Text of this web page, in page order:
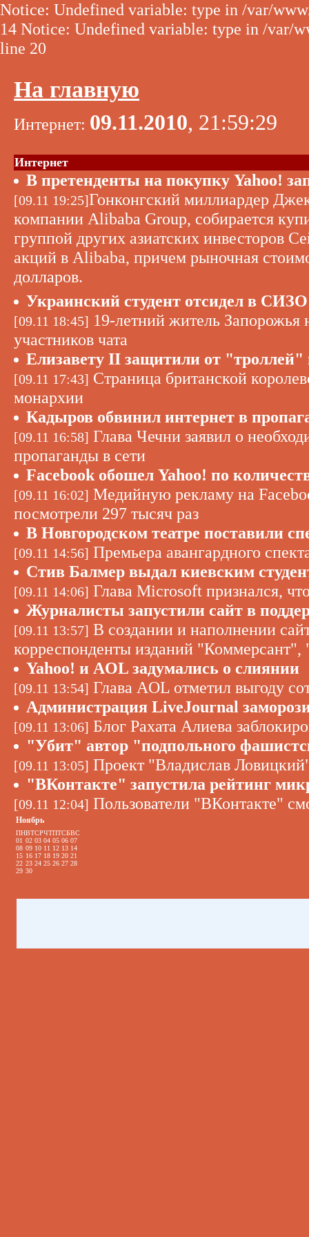
Notice: Undefined variable: type in /var/
14 Notice: Undefined variable: type in /var/
line 20
На главную
Интернет: 09.11.2010, 21:59:29
Интернет
В претенденты на покупку Yahoo!
[09.11 19:25]Гонконгский миллиардер
компании Alibaba Group, собирается
группой других азиатских инвесторов
акций в Alibaba, причем рыночная
долларов.
Украинский студент отсидел в СИЗО
[09.11 18:45] 19-летний житель Запорожья
участников чата
Елизавету II защитили от "троллей"
[09.11 17:43] Страница британской
монархии
Кадыров обвинил интернет в
[09.11 16:58] Глава Чечни заявил о
пропаганды в сети
Facebook обошел Yahoo! по
[09.11 16:02] Медийную рекламу на
посмотрели 297 тысяч раз
В Новгородском театре поставили
[09.11 14:56] Премьера авангардного
Стив Балмер выдал киевским
[09.11 14:06] Глава Microsoft признался,
Журналисты запустили сайт в
[09.11 13:57] В создании и наполнении
корреспонденты изданий
Yahoo! и AOL задумались о слиянии
[09.11 13:54] Глава AOL отметил выгоду
Администрация LiveJournal
[09.11 13:06] Блог Рахата Алиева
"Убит" автор "подпольного
[09.11 13:05] Проект "Владислав
"ВКонтакте" запустила рейтинг
[09.11 12:04] Пользователи "ВКонтакте"
Ноябрь
ПНВТСРЧТПТСБВС
01 02 03 04 05 06 07
08 09 10 11 12 13 14
15 16 17 18 19 20 21
22 23 24 25 26 27 28
29 30